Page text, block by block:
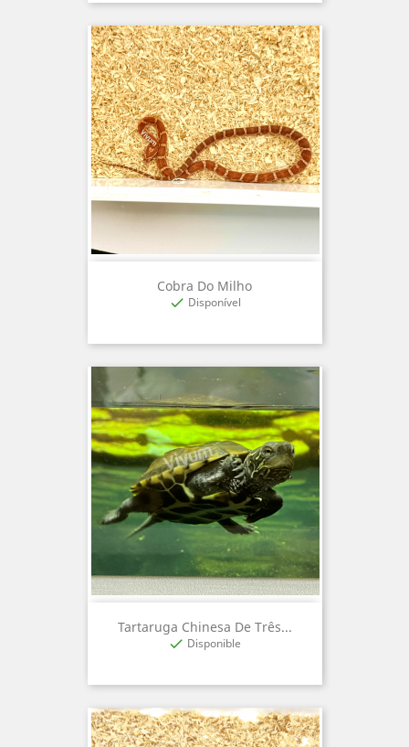
Cobra Do Milho
 Disponível
Tartaruga Chinesa De Três...
 Disponible